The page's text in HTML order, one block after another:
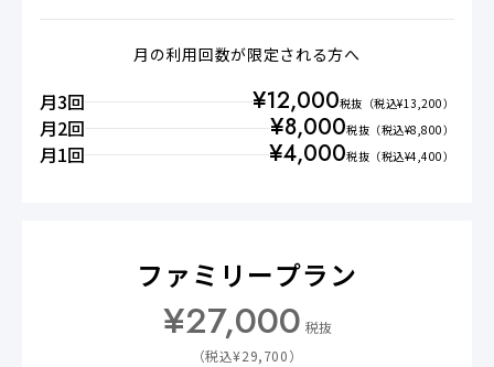
月の利用回数が限定される方へ
月3回 ¥12,000税抜 （税込¥13,200）
月2回 ¥8,000税抜 （税込¥8,800）
月1回 ¥4,000税抜 （税込¥4,400）
ファミリープラン
¥27,000 税抜
（税込¥29,700）